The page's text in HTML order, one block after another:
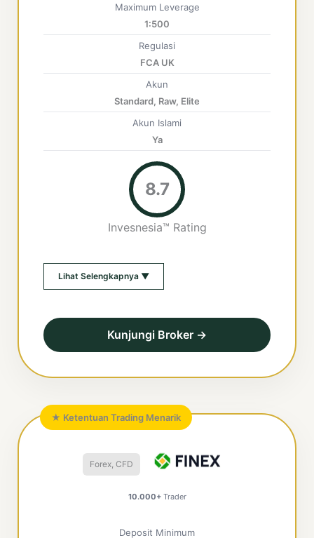
Maximum Leverage
1:500
Regulasi
FCA UK
Akun
Standard, Raw, Elite
Akun Islami
Ya
8.7
Invesnesia™ Rating
Lihat Selengkapnya ▼
Kunjungi Broker →
★ Ketentuan Trading Menarik
Forex, CFD
10.000+Trader
Deposit Minimum